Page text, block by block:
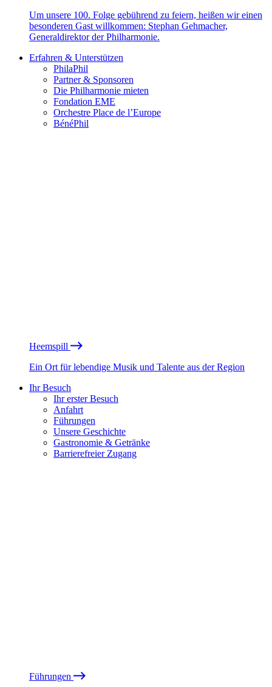
Um unsere 100. Folge gebührend zu feiern, heißen wir einen
besonderen Gast willkommen: Stephan Gehmacher,
Generaldirektor der Philharmonie.
Erfahren & Unterstützen
PhilaPhil
Partner & Sponsoren
Die Philharmonie mieten
Fondation EME
Orchestre Place de l’Europe
BénéPhil
Heemspill
Ein Ort für lebendige Musik und Talente aus der Region
Ihr Besuch
Ihr erster Besuch
Anfahrt
Führungen
Unsere Geschichte
Gastronomie & Getränke
Barrierefreier Zugang
Führungen